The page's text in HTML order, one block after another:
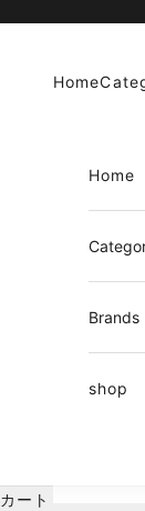
Home
Home
Brands
shop
カート